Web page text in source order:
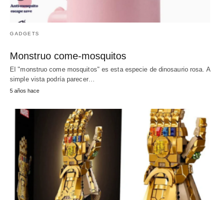
GADGETS
Monstruo come-mosquitos
El "monstruo come mosquitos" es esta especie de dinosaurio rosa. A
simple vista podría parecer…
5 años hace